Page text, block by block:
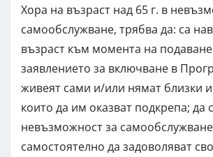
Хора на възраст над 65 г. в
самообслужване, трябва да: са
възраст към момента на
заявлението за включване в
живеят сами и/или нямат близки
които да им оказват подкрепа; да
невъзможност за
самостоятелно да задоволяват